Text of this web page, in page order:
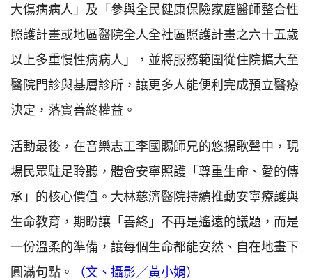
大傷病病人」及「參與全民健康保險家庭醫師整合性
照護計畫或地區醫院全人全社區照護計畫之六十五歲
以上多重慢性病病人」，並將服務範圍從住院擴大至
醫院門診與基層診所，讓更多人能便利完成預立醫療
決定，落實善終權益。
活動最後，在音樂志工李國賜師兄的悠揚歌聲中，現
場民眾駐足聆聽，體會安寧照護「尊重生命、愛的傳
承」的核心價值。大林慈濟醫院持續推動安寧療護與
生命教育，期盼讓「善終」不再是遙遠的議題，而是
一份溫柔的準備，讓每個生命都能安然、自在地畫下
圓滿句點。
（文、攝影／黃小娟）